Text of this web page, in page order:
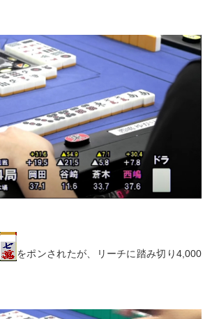
をポンされたが、リーチに踏み切り4,000